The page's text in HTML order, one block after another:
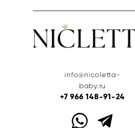
info@nicoletta-
baby.ru
+7 966 148-91-24